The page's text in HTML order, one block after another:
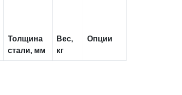
Толщина
стали, мм
Вес,
кг
Опции